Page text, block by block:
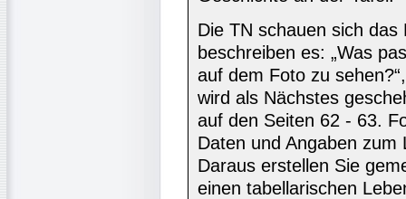
Die TN schauen sich
beschreiben es: „Was
auf dem Foto zu
wird als Nächstes
auf den Seiten 62 - 63.
Daten und Angaben
Daraus erstellen Sie
einen tabellarischen